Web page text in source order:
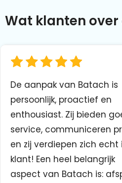
Wat klanten
De aanpak van Batach is
persoonlijk, proactief en
enthousiast. Zij bieden
service, communiceren
en zij verdiepen zich echt
klant! Een heel belangrijk
aspect van Batach is: